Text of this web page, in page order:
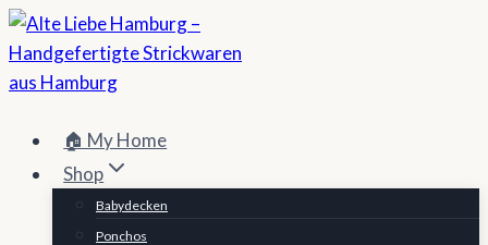
Zum
Inhalt
springen
🏠 My Home
Shop
Babydecken
Ponchos